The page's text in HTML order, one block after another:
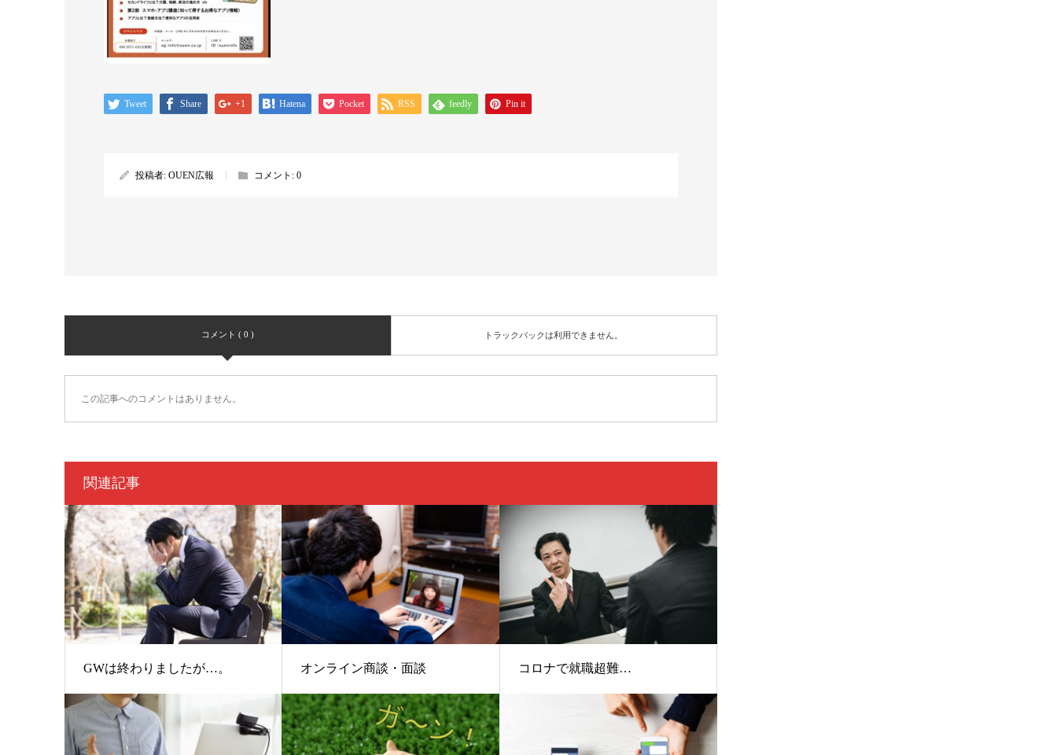
Tweet Share +1 Hatena Pocket RSS feedly Pin it
投稿者: OUEN広報 コメント: 0
コメント ( 0 ) トラックバックは利用できません。
この記事へのコメントはありません。
関連記事
GWは終わりましたが…。 オンライン商談・面談 コロナで就職超難…